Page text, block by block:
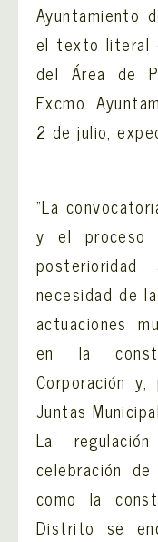
Ayuntamiento
el texto literal
del Área de
Excmo.
2 de julio,
“La
y el proceso
necesidad de
actuaciones
en la
Corporación
Juntas
La
celebración
como la
Distrito se